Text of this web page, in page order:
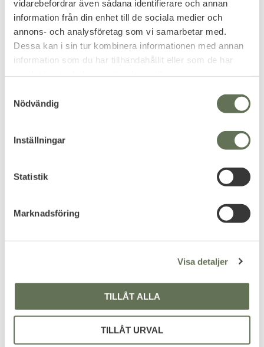
vidarebefordrar även sådana identifierare och annan
information från din enhet till de sociala medier och
annons- och analysföretag som vi samarbetar med.
Dessa kan i sin tur kombinera informationen med annan
information som du har tillhandahållit eller som de har
Nödvändig
Inställningar
Statistik
Marknadsföring
Visa detaljer
TILLÅT ALLA
TILLÅT URVAL
Fodral Läder
Relaterade produkter
Schrade PH1N Next gen
Fast blad Kniv
Lägg till i favoriter
Schrade 153UH Uncle
Henry Golden Spike 9